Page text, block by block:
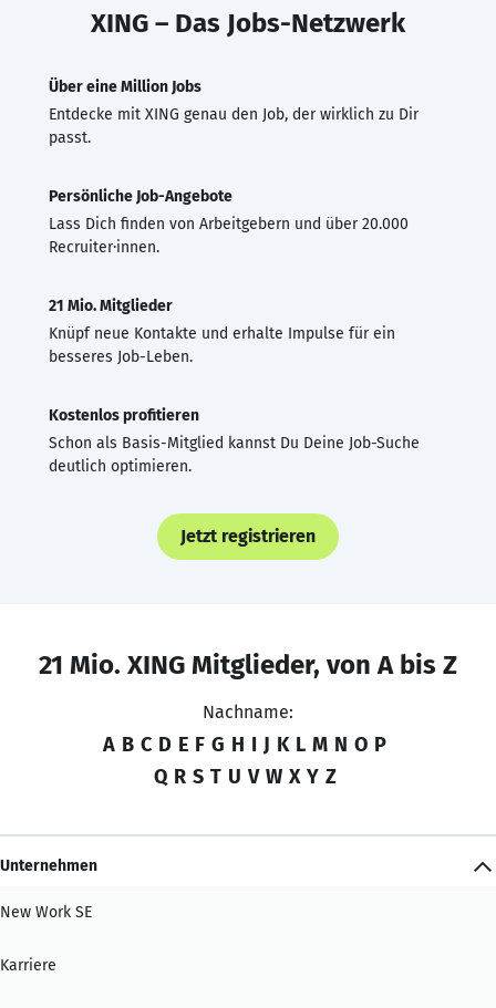
XING – Das Jobs-Netzwerk
Über eine Million Jobs
Entdecke mit XING genau den Job, der wirklich zu Dir
passt.
Persönliche Job-Angebote
Lass Dich finden von Arbeitgebern und über 20.000
Recruiter·innen.
21 Mio. Mitglieder
Knüpf neue Kontakte und erhalte Impulse für ein
besseres Job-Leben.
Kostenlos profitieren
Schon als Basis-Mitglied kannst Du Deine Job-Suche
deutlich optimieren.
Jetzt registrieren
21 Mio. XING Mitglieder, von A bis Z
Nachname:
A B C D E F G H I J K L M N O P
Q R S T U V W X Y Z
Unternehmen
New Work SE
Karriere